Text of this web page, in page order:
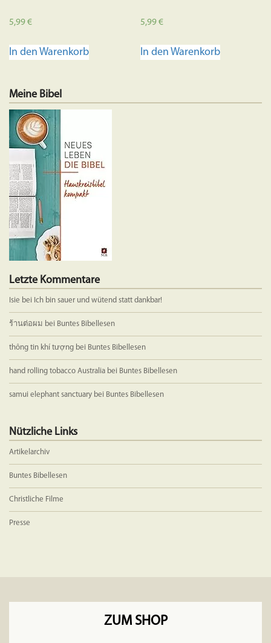
5,99€
In den Warenkorb
5,99€
In den Warenkorb
Meine Bibel
Letzte Kommentare
Isie bei Ich bin sauer und wütend statt dankbar!
ร้านต่อผม bei Buntes Bibellesen
thông tin khí tượng bei Buntes Bibellesen
hand rolling tobacco Australia bei Buntes Bibellesen
samui elephant sanctuary bei Buntes Bibellesen
Nützliche Links
Artikelarchiv
Buntes Bibellesen
Christliche Filme
Presse
ZUM SHOP